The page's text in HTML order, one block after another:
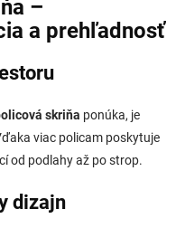
–
a prehľadnosť
skriňa ponúka, je
viac policam poskytuje
od podlahy až po strop.
dizajn